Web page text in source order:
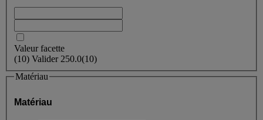
Valeur facette
(10) Valider 250.0(10)
Matériau
Matériau